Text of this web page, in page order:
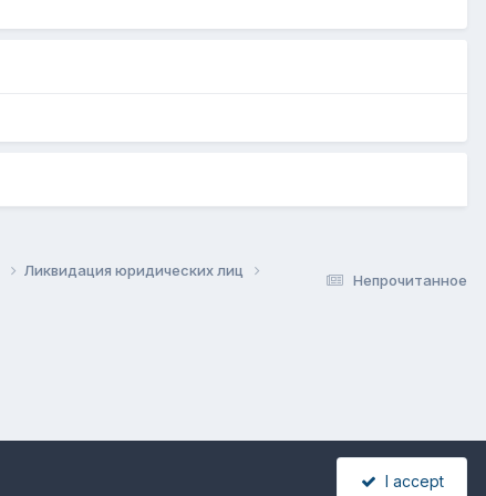
Непрочитанное
Ликвидация юридических лиц
I accept